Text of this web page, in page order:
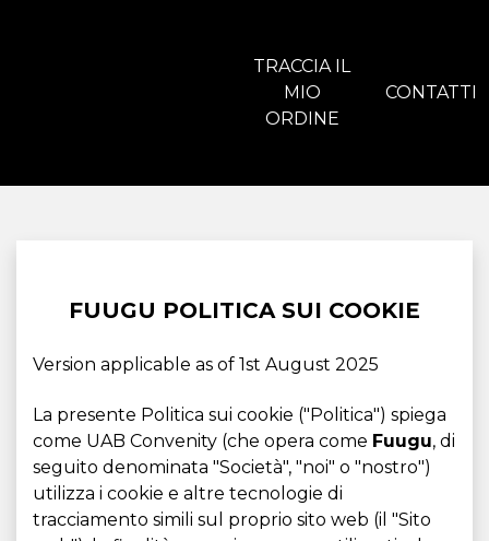
TRACCIA IL
MIO
ORDINE
CONTATTI
FUUGU POLITICA SUI COOKIE
Version applicable as of 1st August 2025
La presente Politica sui cookie ("Politica") spiega
come UAB Convenity (che opera come Fuugu, di
seguito denominata "Società", "noi" o "nostro")
utilizza i cookie e altre tecnologie di
tracciamento simili sul proprio sito web (il "Sito